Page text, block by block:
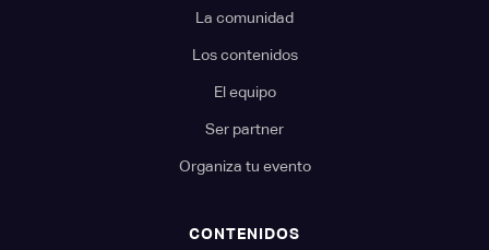
La comunidad
Los contenidos
El equipo
Ser partner
Organiza tu evento
CONTENIDOS